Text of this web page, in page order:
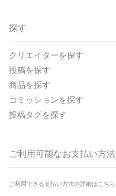
探す
クリエイターを探す
投稿を探す
商品を探す
コミッションを探す
投稿タグを探す
ご利用可能なお支払い方法
ご利用できる支払い方法の詳細はこちら